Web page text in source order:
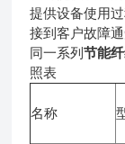
提供设备使用
接到客户故障
同一系列节能
照表
名称